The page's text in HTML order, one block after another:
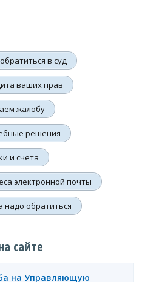
в суд
ваших прав
жалобу
решения
и счета
электронной почты
надо обратиться
сайте
на Управляющую